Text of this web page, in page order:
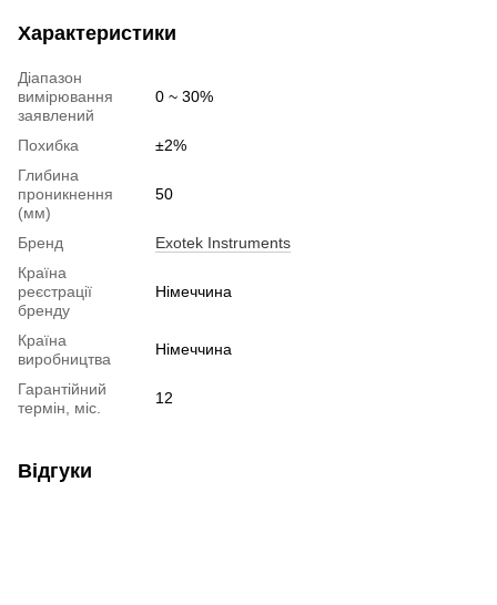
Характеристики
Діапазон
вимірювання
заявлений
0 ~ 30%
Похибка
±2%
Глибина
проникнення
(мм)
50
Бренд
Exotek Instruments
Країна
реєстрації
бренду
Німеччина
Країна
виробництва
Німеччина
Гарантійний
термін, міс.
12
Відгуки